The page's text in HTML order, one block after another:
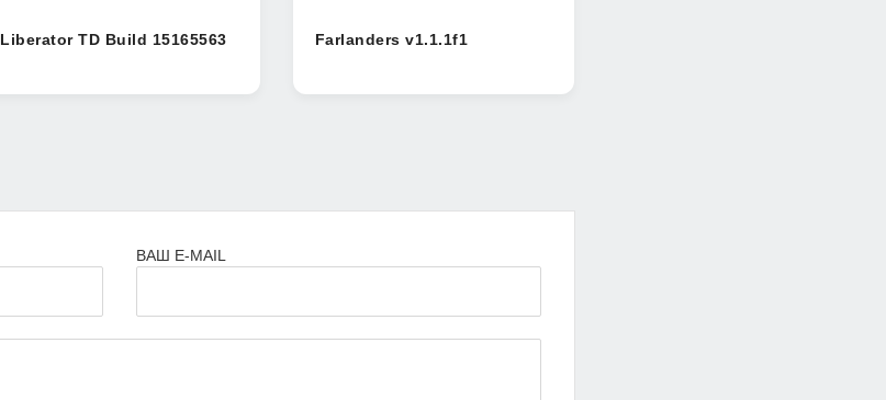
Liberator TD Build 15165563 Farlanders v1.1.1f1
ВАШ E-MAIL